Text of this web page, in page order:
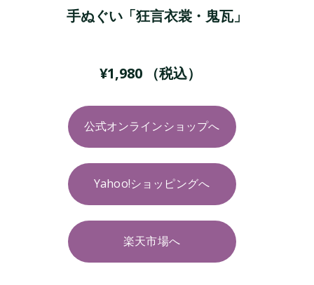
手ぬぐい「狂言衣裳・鬼瓦」
¥1,980 （税込）
公式オンラインショップへ
Yahoo!ショッピングへ
楽天市場へ